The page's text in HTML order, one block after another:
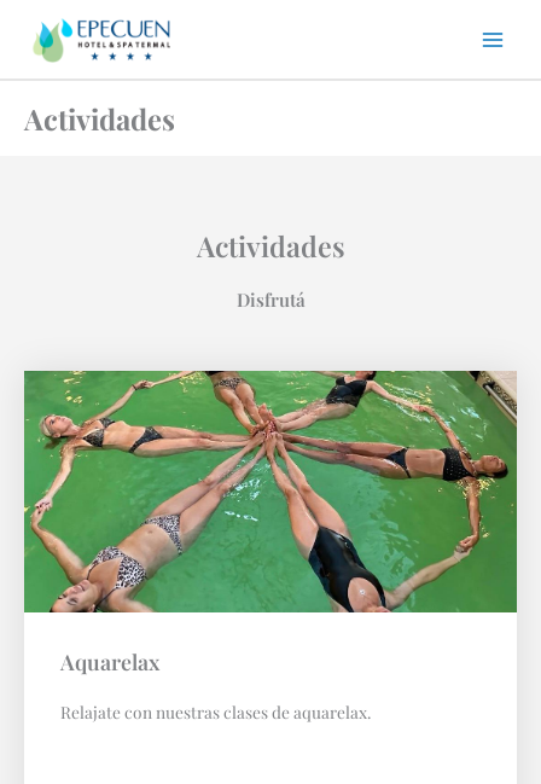
contenido
Actividades
Actividades
Disfrutá
Aquarelax
Relajate con nuestras clases de aquarelax.